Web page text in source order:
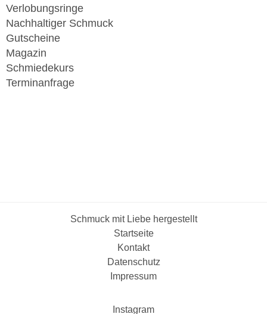
Verlobungsringe
Nachhaltiger Schmuck
Gutscheine
Magazin
Schmiedekurs
Terminanfrage
Schmuck mit Liebe hergestellt
Startseite
Kontakt
Datenschutz
Impressum
Instagram